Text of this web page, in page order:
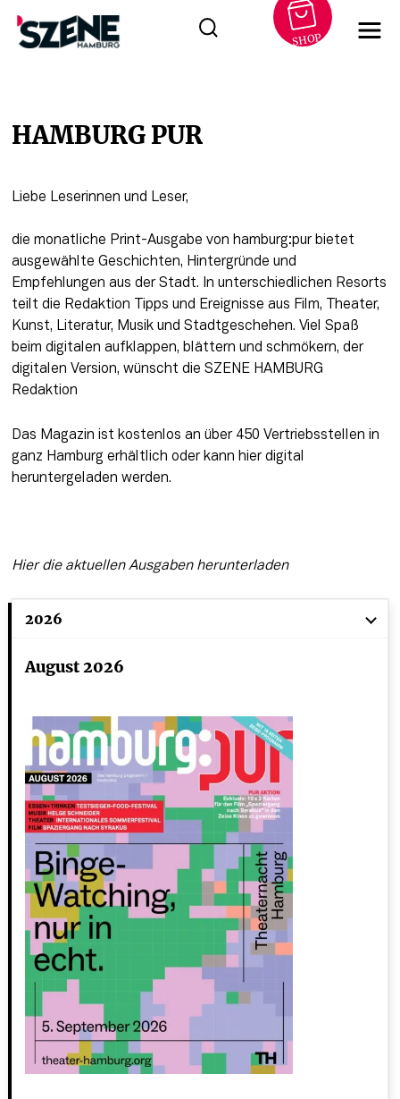
SHOP
HAMBURG PUR
Liebe Leserinnen und Leser,
die monatliche Print-Ausgabe von hamburg:pur bietet
ausgewählte Geschichten, Hintergründe und
Empfehlungen aus der Stadt. In unterschiedlichen Resorts
teilt die Redaktion Tipps und Ereignisse aus Film, Theater,
Kunst, Literatur, Musik und Stadtgeschehen. Viel Spaß
beim digitalen aufklappen, blättern und schmökern, der
digitalen Version, wünscht die SZENE HAMBURG
Redaktion
Das Magazin ist kostenlos an über 450 Vertriebsstellen in
ganz Hamburg erhältlich oder kann hier digital
heruntergeladen werden.
Hier die aktuellen Ausgaben herunterladen
2026
August 2026